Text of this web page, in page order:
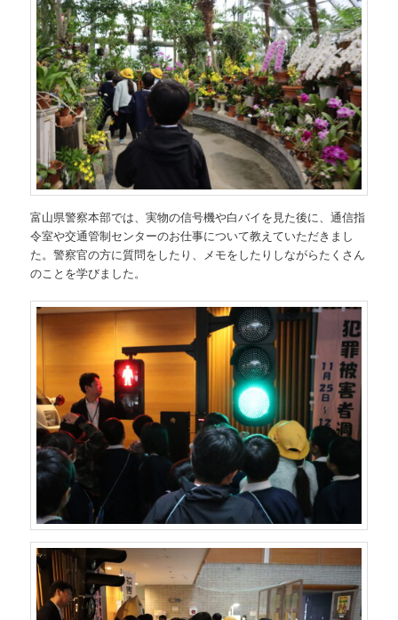
富山県警察本部では、実物の信号機や白バイを見た後に、通信指
令室や交通管制センターのお仕事について教えていただきまし
た。警察官の方に質問をしたり、メモをしたりしながらたくさん
のことを学びました。